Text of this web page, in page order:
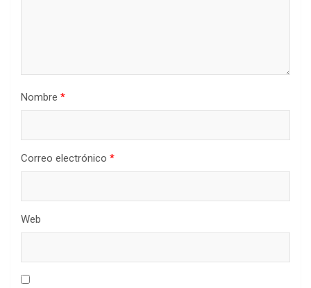
Nombre *
Correo electrónico *
Web